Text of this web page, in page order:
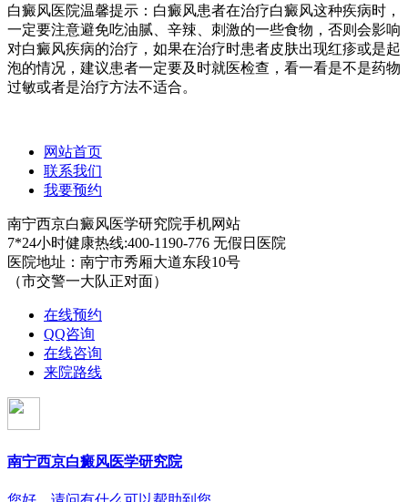
白癜风医院温馨提示：白癜风患者在治疗白癜风这种疾病时，
一定要注意避免吃油腻、辛辣、刺激的一些食物，否则会影响
对白癜风疾病的治疗，如果在治疗时患者皮肤出现红疹或是起
泡的情况，建议患者一定要及时就医检查，看一看是不是药物
过敏或者是治疗方法不适合。
网站首页
联系我们
我要预约
南宁西京白癜风医学研究院手机网站
7*24小时健康热线:400-1190-776 无假日医院
医院地址：南宁市秀厢大道东段10号
（市交警一大队正对面）
在线预约
QQ咨询
在线咨询
来院路线
南宁西京白癜风医学研究院